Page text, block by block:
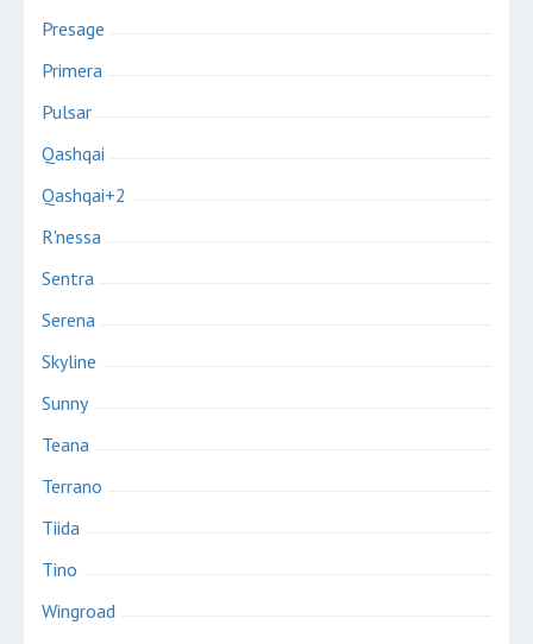
Presage
Primera
Pulsar
Qashqai
Qashqai+2
R'nessa
Sentra
Serena
Skyline
Sunny
Teana
Terrano
Tiida
Tino
Wingroad